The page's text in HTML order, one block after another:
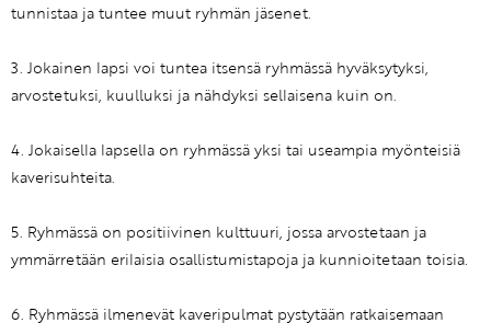
tunnistaa ja tuntee muut ryhmän jäsenet.
3. Jokainen lapsi voi tuntea itsensä ryhmässä hyväksytyksi,
arvostetuksi, kuulluksi ja nähdyksi sellaisena kuin on.
4. Jokaisella lapsella on ryhmässä yksi tai useampia myönteisiä
kaverisuhteita.
5. Ryhmässä on positiivinen kulttuuri, jossa arvostetaan ja
ymmärretään erilaisia osallistumistapoja ja kunnioitetaan toisia.
6. Ryhmässä ilmenevät kaveripulmat pystytään ratkaisemaan